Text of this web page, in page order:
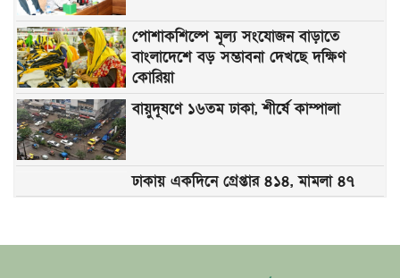
পোশাকশিল্পে মূল্য সংযোজন বাড়াতে
বাংলাদেশে বড় সম্ভাবনা দেখছে দক্ষিণ
কোরিয়া
বায়ুদূষণে ১৬তম ঢাকা, শীর্ষে কাম্পালা
ঢাকায় একদিনে গ্রেপ্তার ৪১৪, মামলা ৪৭